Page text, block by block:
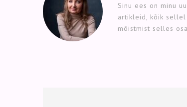
Sinu ees on minu
artikleid, kõik
mõistmist selles